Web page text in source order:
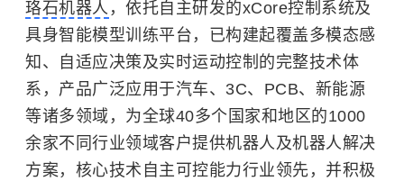
珞石机器人 ，依托自主研发的xCore控制系统及
具身智能模型训练平台，已构建起覆盖多模态感
知、自适应决策及实时运动控制的完整技术体
系，产品广泛应用于汽车、3C、PCB、新能源
等诸多领域，为全球40多个国家和地区的1000
余家不同行业领域客户提供机器人及机器人解决
方案，核心技术自主可控能力行业领先，并积极